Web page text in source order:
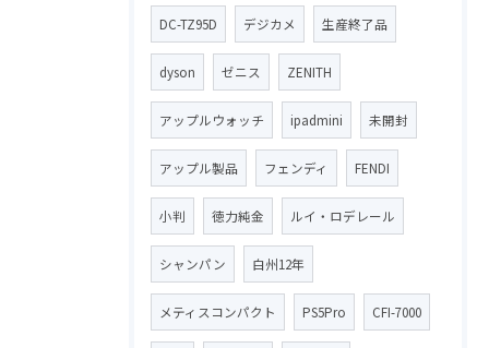
DC-TZ95D デジカメ 生産終了品
dyson ゼニス ZENITH
アップルウォッチ ipadmini 未開封
アップル製品 フェンディ FENDI
小判 徳力純金 ルイ・ロデレール
シャンパン 白州12年
メティスコンパクト PS5Pro CFI-7000